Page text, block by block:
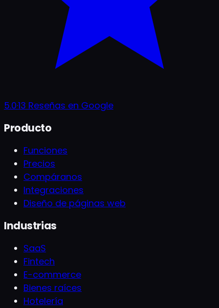
5.0·13 Reseñas en Google
Producto
Funciones
Precios
Compáranos
Integraciones
Diseño de páginas web
Industrias
SaaS
Fintech
E-commerce
Bienes raíces
Hotelería